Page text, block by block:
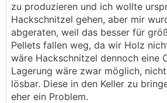
zu produzieren und ich wollte
Hackschnitzel gehen, aber mir
abgeraten, weil das besser für
Pellets fallen weg, da wir Holz
wäre Hackschnitzel dennoch eine
Lagerung wäre zwar möglich,
lösbar. Diese in den Keller zu
eher ein Problem.